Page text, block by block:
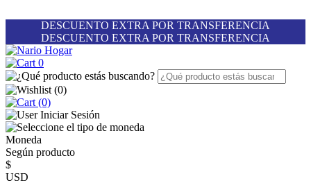
DESCUENTO EXTRA POR TRANSFERENCIA
DESCUENTO EXTRA POR TRANSFERENCIA
0
(0)
(0)
Iniciar Sesión
Moneda
Según producto
$
USD